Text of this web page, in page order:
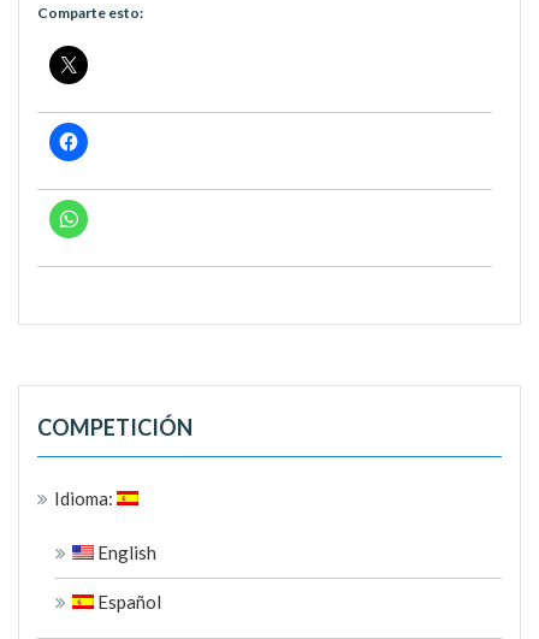
Comparte esto:
COMPETICIÓN
Idioma:
English
Español